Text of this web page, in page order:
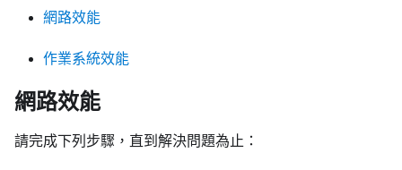
網路效能
作業系統效能
網路效能
請完成下列步驟，直到解決問題為止：